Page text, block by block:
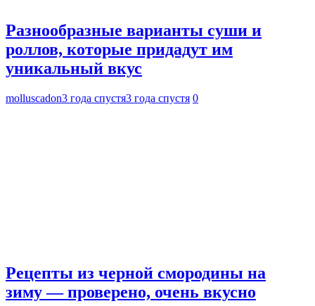
Разнообразные варианты суши и
роллов, которые придадут им
уникальный вкус
molluscadon3 года спустя3 года спустя 0
Рецепты из черной смородины на
зиму — проверено, очень вкусно